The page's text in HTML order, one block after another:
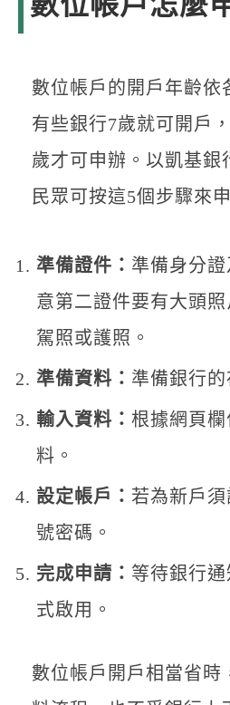
數位帳戶怎麼
數位帳戶的開戶年齡依
有些銀行7歲就可開戶
歲才可申辦。以凱基銀
民眾可按這5個步驟來申
準備證件： 準備身分
意第二證件要有大頭照
駕照或護照。
準備資料： 準備銀行的
輸入資料： 根據網頁
料。
設定帳戶： 若為新戶
號密碼。
完成申請： 等待銀行
式啟用。
數位帳戶開戶相當省時